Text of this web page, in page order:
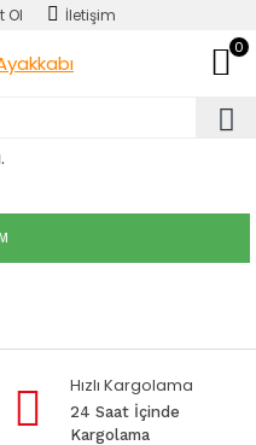
Ol İletişim
0
Hızlı Kargolama
24 Saat İçinde
Kargolama